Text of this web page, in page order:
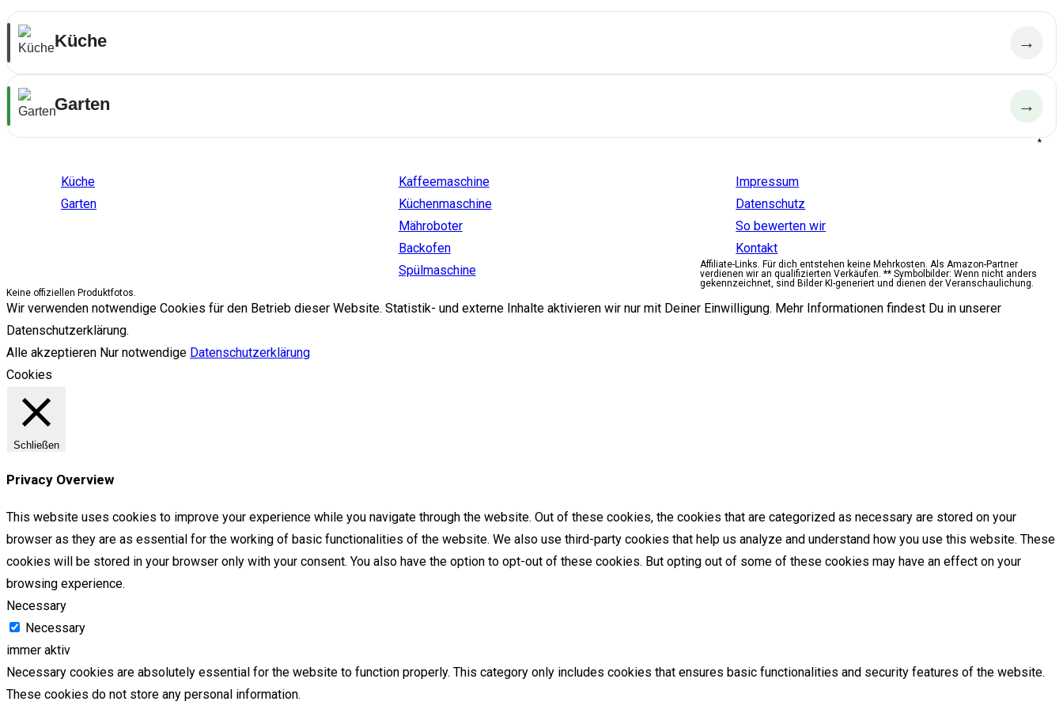
Küche →
Garten →
Küche
Garten
Kaffeemaschine
Küchenmaschine
Mähroboter
Backofen
Spülmaschine
Impressum
Datenschutz
So bewerten wir
Kontakt
*
Affiliate-Links. Für dich entstehen keine Mehrkosten. Als Amazon-Partner
verdienen wir an qualifizierten Verkäufen. ** Symbolbilder: Wenn nicht anders
gekennzeichnet, sind Bilder KI-generiert und dienen der Veranschaulichung.
Keine offiziellen Produktfotos.
Wir verwenden notwendige Cookies für den Betrieb dieser Website. Statistik- und externe Inhalte aktivieren wir nur mit Deiner Einwilligung. Mehr Informationen findest Du in unserer
Datenschutzerklärung.
Alle akzeptieren Nur notwendige Datenschutzerklärung
Cookies
Schließen
Privacy Overview
This website uses cookies to improve your experience while you navigate through the website. Out of these cookies, the cookies that are categorized as necessary are stored on your
browser as they are as essential for the working of basic functionalities of the website. We also use third-party cookies that help us analyze and understand how you use this website. These
cookies will be stored in your browser only with your consent. You also have the option to opt-out of these cookies. But opting out of some of these cookies may have an effect on your
browsing experience.
Necessary
Necessary
immer aktiv
Necessary cookies are absolutely essential for the website to function properly. This category only includes cookies that ensures basic functionalities and security features of the website.
These cookies do not store any personal information.